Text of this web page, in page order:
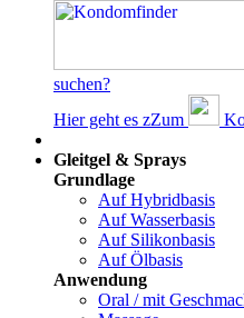
suchen?
Hier geht es zZum
Gleitgel & Sprays
Grundlage
Auf Hybridbasis
Auf Wasserbasis
Auf Silikonbasis
Auf Ölbasis
Anwendung
Oral / mit